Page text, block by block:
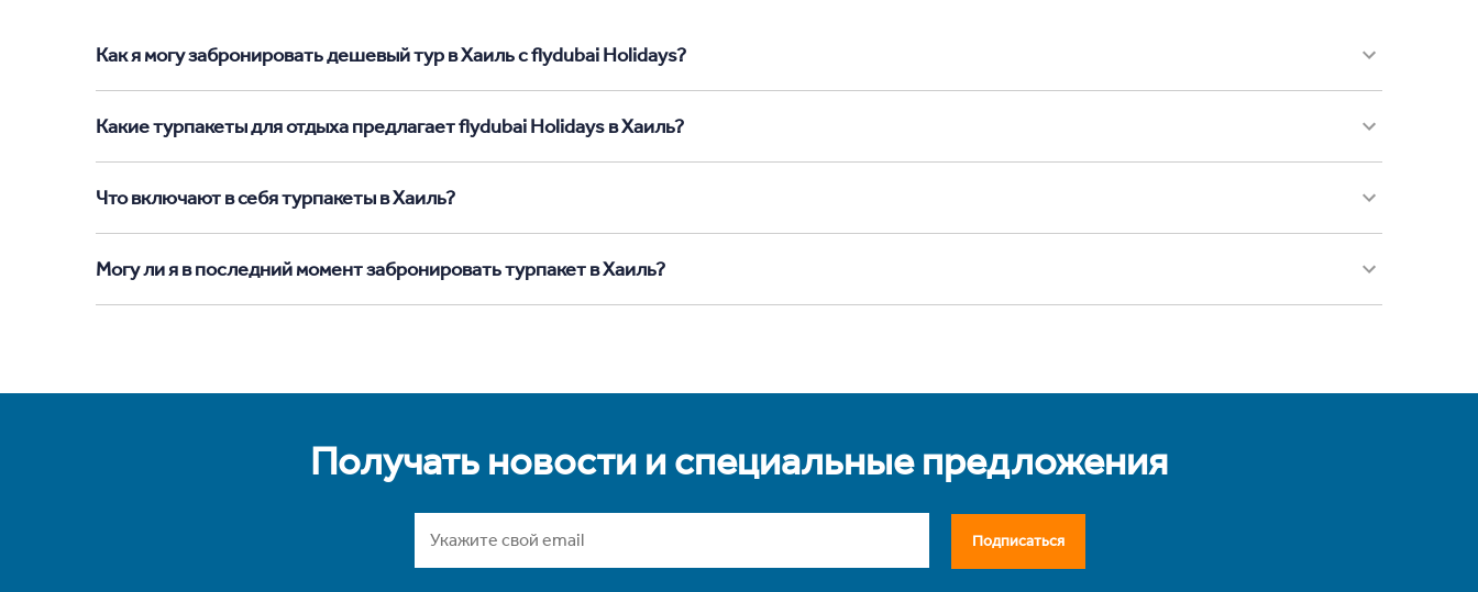
Как я могу забронировать дешевый тур в Хаиль с flydubai Holidays?
Какие турпакеты для отдыха предлагает flydubai Holidays в Хаиль?
Что включают в себя турпакеты в Хаиль?
Могу ли я в последний момент забронировать турпакет в Хаиль?
Получать новости и специальные предложения
Подписаться